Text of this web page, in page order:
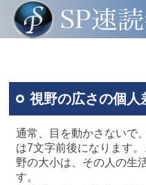
視野の広さの個人
通常、目を動かさないで
は7文字前後になります
野の大小は、その人の生
す。